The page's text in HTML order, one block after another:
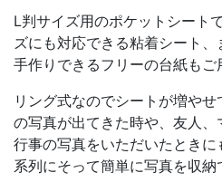
L判サイズ用のポケットシート
ズにも対応できる粘着シート
手作りできるフリーの台紙もご
リング式なのでシートが増や
の写真が出てきた時や、友人
行事の写真をいただいたとき
系列にそって簡単に写真を収納